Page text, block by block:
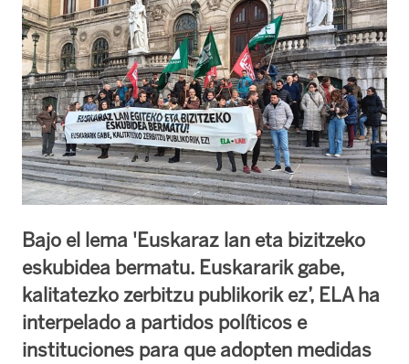
Bajo el lema 'Euskaraz lan eta bizitzeko
eskubidea bermatu. Euskararik gabe,
kalitatezko zerbitzu publikorik ez’, ELA ha
interpelado a partidos políticos e
instituciones para que adopten medidas